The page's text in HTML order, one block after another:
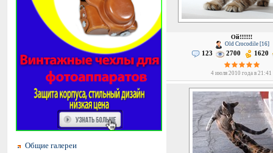
Общие галереи
Ой!!!!!!!
Old Crocodile [16]
123 2700 1620
4 июля 2010 года в 21:41